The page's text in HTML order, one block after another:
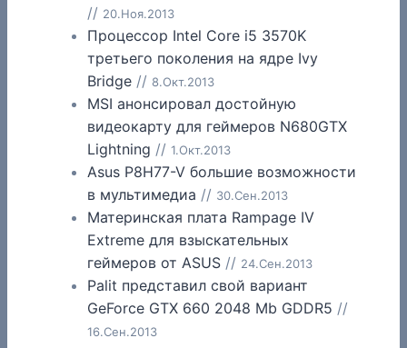
// 20.Ноя.2013
Процессор Intel Core i5 3570K
третьего поколения на ядре Ivy
Bridge // 8.Окт.2013
MSI анонсировал достойную
видеокарту для геймеров N680GTX
Lightning // 1.Окт.2013
Asus P8H77-V большие возможности
в мультимедиа // 30.Сен.2013
Материнская плата Rampage IV
Extreme для взыскательных
геймеров от ASUS // 24.Сен.2013
Palit представил свой вариант
GeForce GTX 660 2048 Mb GDDR5 //
16.Сен.2013